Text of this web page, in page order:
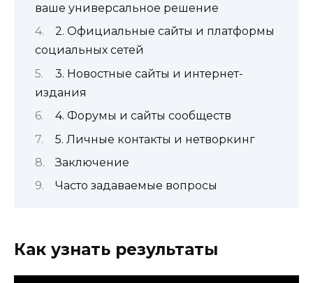
ваше универсальное решение
2. Официальные сайты и платформы
социальных сетей
3. Новостные сайты и интернет-
издания
4. Форумы и сайты сообществ
5. Личные контакты и нетворкинг
Заключение
Часто задаваемые вопросы
Как узнать результаты